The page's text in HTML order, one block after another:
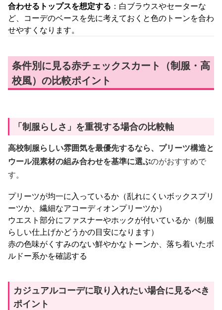
合わせるトップスを想定する ：白ブラウスやセーターな
ど、コーデのベースを先に考えておくと色のトーンを合わ
せやすくなります。
条件別に見る赤チェックスカート（制服・高
校風）の比較ポイント
「制服らしさ」を重視する場合の比較軸
高校制服らしい雰囲気を最優先するなら、プリーツ構造と
ウール混素材の組み合わせを基準に選ぶのがおすすめで
す。
プリーツが均一に入っているか（乱れにくいボックスプリ
ーツか、繊細なアコーディオンプリーツか）
ウエスト部分にファスナーやホックが付いているか（制服
らしい仕上げかどうかの目安になります）
赤の色味がくすみのない鮮やかなトーンか、落ち着いたボ
ルドー系かを確認する
カジュアルコーデに取り入れたい場合に見るべき
ポイント